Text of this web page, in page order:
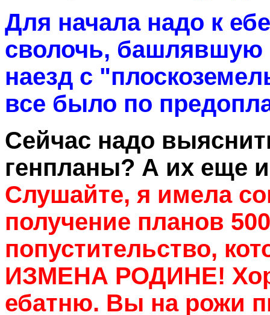
Для начала надо к
сволочь, башлявшую
наезд с
все было по
Сейчас надо
генпланы? А их еще
Слушайте, я имела
получение планов
попустительство,
ИЗМЕНА РОДИНЕ!
ебатню. Вы на рожи